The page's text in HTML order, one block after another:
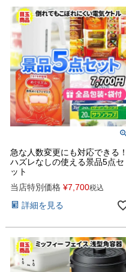
急な人数変更にも対応できる！
ハズレなしの使える景品5点セ
ット
当店特別価格 ¥7,700税込
詳細を見る